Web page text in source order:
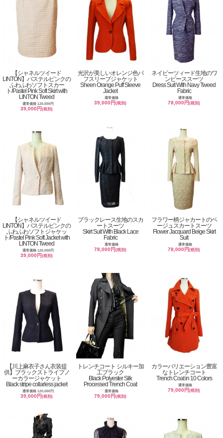
【シャネルツイード
LINTON】パステルピンクの
ふわふわソフトスカー
ト/Pastel Pink Soft Skirt with
LINTON Tweed
通常価格 120,000円
39,000円(税別)
光沢が美しいオレンジ色パ
フスリーブジャケット
Sheen Orange Puff Sleeve
Jacket
通常価格
39,000円(税別)
ネイビーツィード生地のワ
ンピーススーツ
Dress Suit With Navy Tweed
Fabric
通常価格
78,000円(税別)
【シャネルツイード
LINTON】パステルピンクの
ふわふわソフトジャケッ
ト/Pastel Pink Soft Jacket with
LINTON Tweed
通常価格 120,000円
39,000円(税別)
ブラックレース生地のスカ
ートスーツ
Skirt Suit With Black Lace
Fabric
通常価格
78,000円(税別)
フラワー柄ジャカートのベ
ージュスカートスーツ
Flower Jacquard Beige Skirt
Suit
通常価格
78,000円(税別)
【川上麻衣子さん衣装提
供】ブラックストライプノ
ーカラージャケット
Black stripe collarless jacket
通常価格 120,000円
39,000円(税別)
トレンチコート シルキー加
工ブラック
Black Polyester Silk
Processed Trench Coat
通常価格
79,000円(税別)
カラーバリエーション豊富
なトレンチコート
Trench Coat in 10 Colors
通常価格
79,000円(税別)